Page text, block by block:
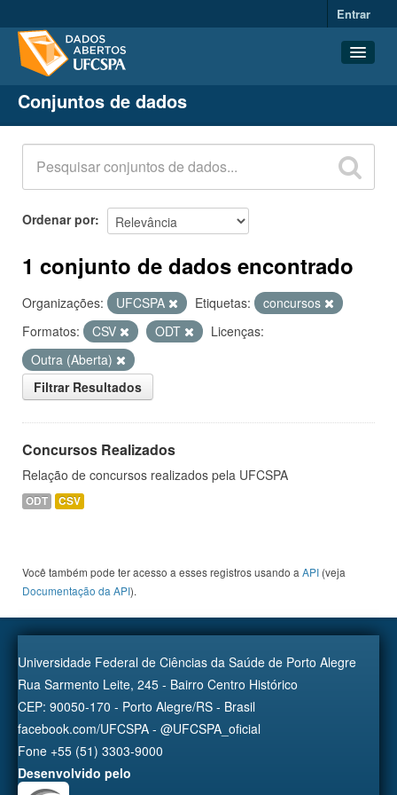
Entrar
Conjuntos de dados
Organizações
Grupos
Sobre
Conjuntos de dados
Ordenar por
1 conjunto de dados encontrado
Organizações: UFCSPA Etiquetas:
concursos
Formatos:
CSV ODT
Licenças:
Outra (Aberta)
Filtrar Resultados
Concursos Realizados
Relação de concursos realizados pela UFCSPA
ODT CSV
Você também pode ter acesso a esses registros usando a API (veja
Documentação da API).
Universidade Federal de Ciências da Saúde de Porto Alegre
Rua Sarmento Leite, 245 - Bairro Centro Histórico
CEP: 90050-170 - Porto Alegre/RS - Brasil
facebook.com/UFCSPA - @UFCSPA_oficial
Fone +55 (51) 3303-9000
Desenvolvido pelo